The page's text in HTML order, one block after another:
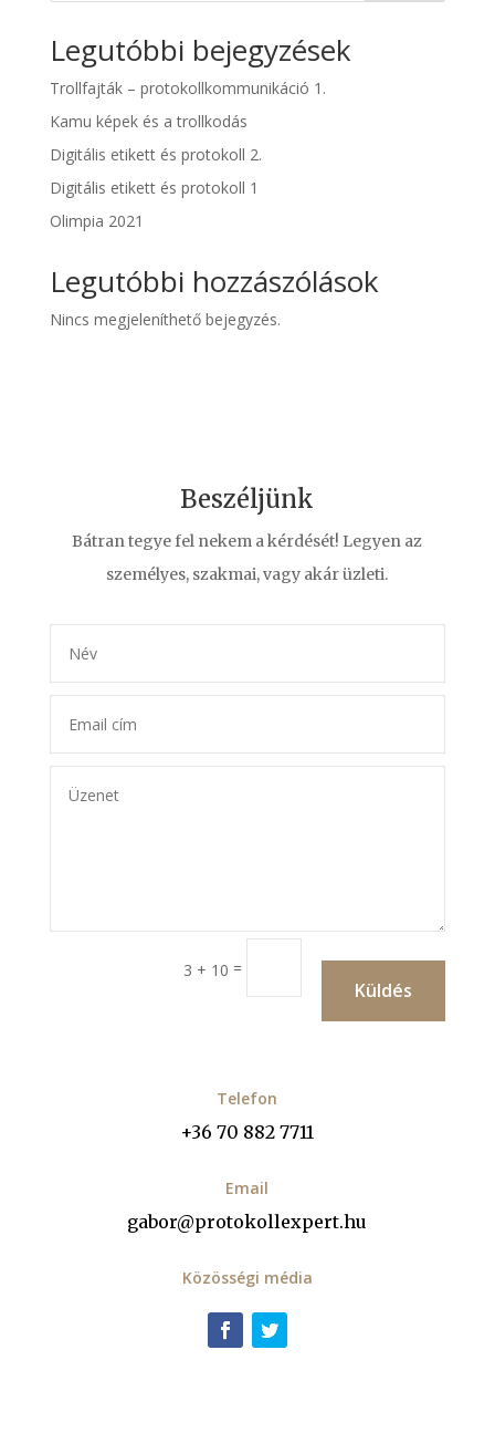
Legutóbbi bejegyzések
Trollfajták – protokollkommunikáció 1.
Kamu képek és a trollkodás
Digitális etikett és protokoll 2.
Digitális etikett és protokoll 1
Olimpia 2021
Legutóbbi hozzászólások
Nincs megjeleníthető bejegyzés.
Beszéljünk
Bátran tegye fel nekem a kérdését! Legyen az
személyes, szakmai, vagy akár üzleti.
3 + 10 =
Küldés
Telefon
+36 70 882 7711
Email
gabor@protokollexpert.hu
Közösségi média